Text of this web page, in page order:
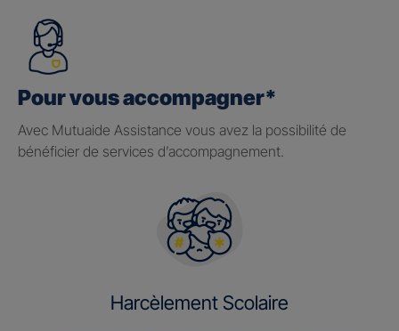
Pour vous accompagner*
Avec Mutuaide Assistance vous avez la possibilité de
bénéficier de services d’accompagnement.
Harcèlement Scolaire